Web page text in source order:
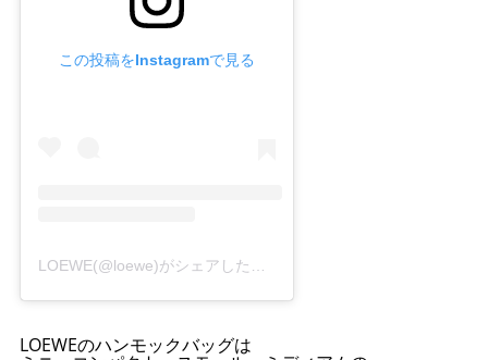
この投稿をInstagramで見る
LOEWE(@loewe)がシェアした投稿
LOEWEのハンモックバッグは